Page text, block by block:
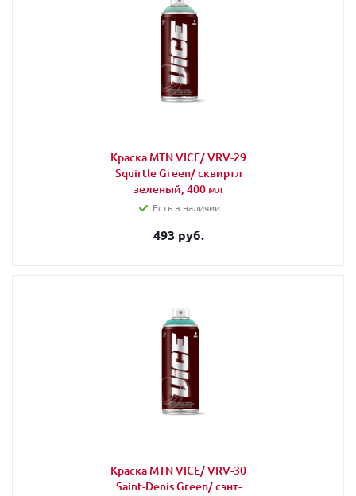
Краска MTN VICE/ VRV-29
Squirtle Green/ сквиртл
зеленый, 400 мл
Есть в наличии
493 руб.
Краска MTN VICE/ VRV-30
Saint-Denis Green/ сэнт-